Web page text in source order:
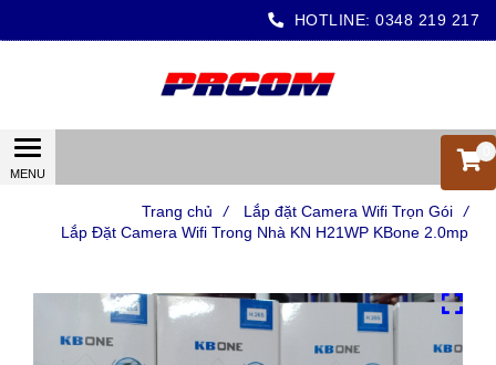
HOTLINE: 0348 219 217
Trang chủ / Lắp đặt Camera Wifi Trọn Gói
/
Lắp Đặt Camera Wifi Trong Nhà KN H21WP KBone 2.0mp